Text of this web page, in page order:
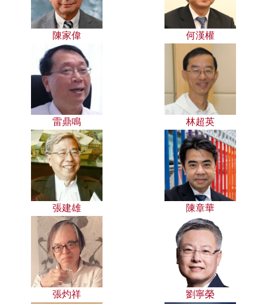
陳家偉 何漢權
雷鼎鳴 林超英
張建雄 陳章華
張灼祥 劉寧榮